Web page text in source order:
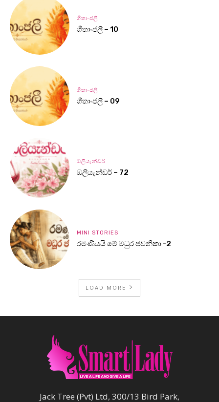
ගීතාංජලී
ගීතාංජලී – 10
ගීතාංජලී
ගීතාංජලී – 09
ඔලියැන්ඩර්
ඔලියැන්ඩර් – 72
MINI STORIES
රමණීයයි මේ මධුර ජවනිකා -2
LOAD MORE
Jack Tree (Pvt) Ltd, 300/13 Bird Park,